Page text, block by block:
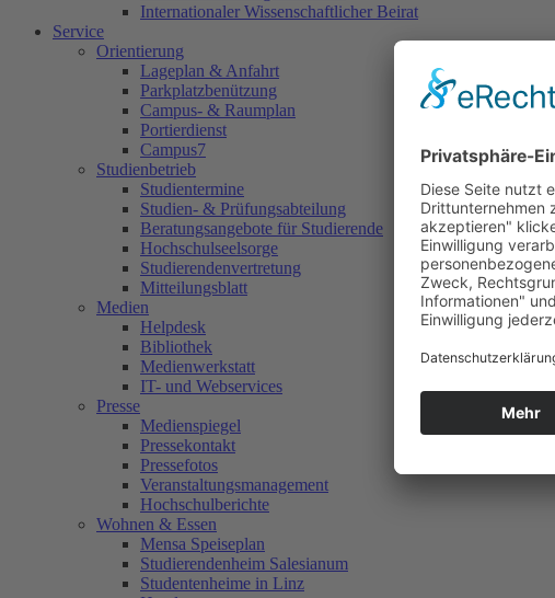
Internationaler Wissenschaftlicher Beirat
Service
Orientierung
Lageplan & Anfahrt
Parkplatzbenützung
Campus- & Raumplan
Portierdienst
Campus7
Studienbetrieb
Studientermine
Studien- & Prüfungsabteilung
Beratungsangebote für Studierende
Hochschulseelsorge
Studierendenvertretung
Mitteilungsblatt
Medien
Helpdesk
Bibliothek
Medienwerkstatt
IT- und Webservices
Presse
Medienspiegel
Pressekontakt
Pressefotos
Veranstaltungsmanagement
Hochschulberichte
Wohnen & Essen
Mensa Speiseplan
Studierendenheim Salesianum
Studentenheime in Linz